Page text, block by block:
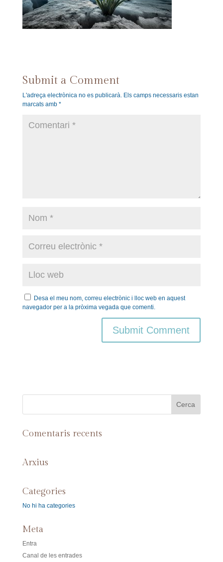
Submit a Comment
L'adreça electrònica no es publicarà. Els camps necessaris estan
marcats amb *
Desa el meu nom, correu electrònic i lloc web en aquest
navegador per a la pròxima vegada que comenti.
Comentaris recents
Arxius
Categories
No hi ha categories
Meta
Entra
Canal de les entrades